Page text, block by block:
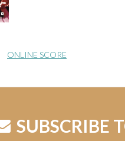
ONLINE SCORE
SUBSCRIBE